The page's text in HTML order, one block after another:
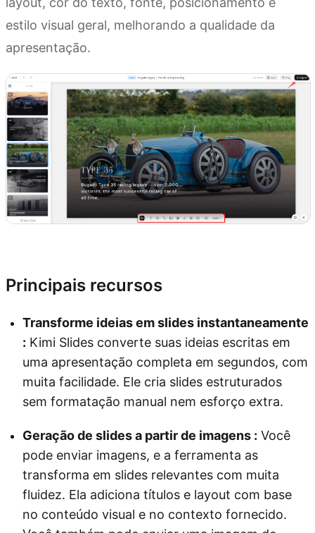
estilo visual geral, melhorando a qualidade da
apresentação.
Principais recursos
Transforme ideias em slides instantaneamente
: Kimi Slides converte suas ideias escritas em
uma apresentação completa em segundos, com
muita facilidade. Ele cria slides estruturados
sem formatação manual nem esforço extra.
Geração de slides a partir de imagens : Você
pode enviar imagens, e a ferramenta as
transforma em slides relevantes com muita
fluidez. Ela adiciona títulos e layout com base
no conteúdo visual e no contexto fornecido.